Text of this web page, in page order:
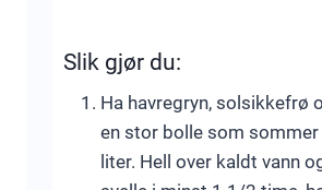
Slik gjør du:
Ha havregryn, solsikkefrø
en stor bolle som
liter. Hell over kaldt vann